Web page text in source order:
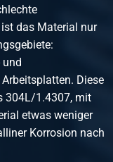
das Material nur
und
Diese
304L/1.4307, mit
etwas weniger
Korrosion nach